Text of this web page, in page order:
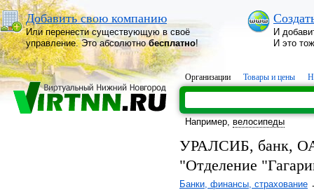
Добавить свою компанию
Или перенести существующую в своё
управление. Это абсолютнобесплатно!
И
И это
Организации Товары и цены
Например, велосипеды
УРАЛСИБ, банк,
"Отделение
Банки, финансы, страхование